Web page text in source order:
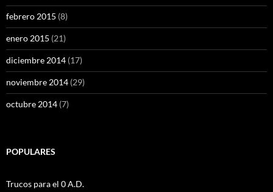
febrero 2015 (8)
enero 2015 (21)
diciembre 2014 (17)
noviembre 2014 (29)
octubre 2014 (7)
POPULARES
Trucos para el 0 A.D.